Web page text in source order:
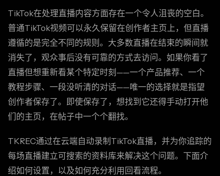
TikTok在处理直播内容方面存在一个令人沮丧的空白。
普通TikTok视频可以永久保留在创作者主页上，但直播
遵循的是完全不同的规则。大多数直播在结束的瞬间就
消失了，观众事后没有可靠的方式去访问。如果你看了
直播但想重新看某个特定时刻——一个产品推荐、一个
教程步骤、一段没听清的对话——唯一的选择就是指望
创作者保存了。即使保存了，想找到它还得手动打开他
们的主页，在帖子中一个个翻找。
TKREC通过在云端自动录制TikTok直播，并为你追踪的
每场直播建立可搜索的资料库来解决这个问题。下面介
绍如何设置，以及如何充分利用回看流程。